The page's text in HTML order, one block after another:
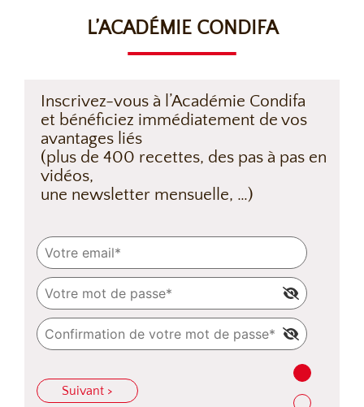
L’ACADÉMIE CONDIFA
Inscrivez-vous à l’Académie Condifa
et bénéficiez immédiatement de vos
avantages liés
(plus de 400 recettes, des pas à pas en
vidéos,
une newsletter mensuelle, …)
Suivant >